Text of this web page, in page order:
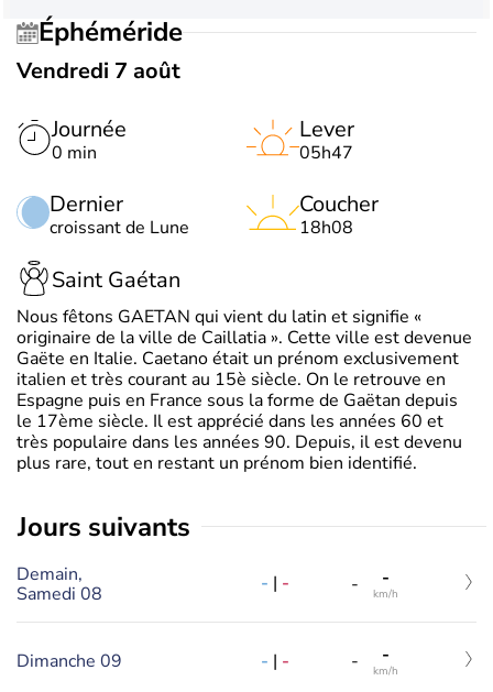
Éphéméride
Vendredi 7 août
Journée
0 min
Dernier
croissant de Lune
Lever
05h47
Coucher
18h08
Saint Gaétan
Nous fêtons GAETAN qui vient du latin et signifie «
originaire de la ville de Caillatia ». Cette ville est devenue
Gaëte en Italie. Caetano était un prénom exclusivement
italien et très courant au 15è siècle. On le retrouve en
Espagne puis en France sous la forme de Gaëtan depuis
le 17ème siècle. Il est apprécié dans les années 60 et
très populaire dans les années 90. Depuis, il est devenu
plus rare, tout en restant un prénom bien identifié.
jours suivants
Demain,
Samedi 08
- | - - -
km/h
Dimanche 09 - | - - -
km/h